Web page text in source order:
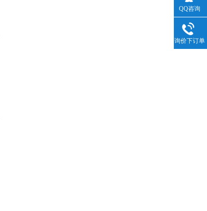
QQ咨询
询价下订单